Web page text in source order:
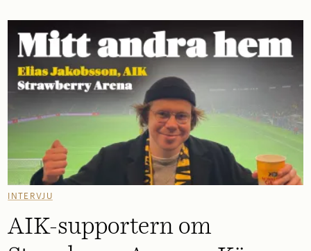
INTERVJU
AIK-supportern om